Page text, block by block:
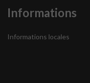
Informations
Informations locales